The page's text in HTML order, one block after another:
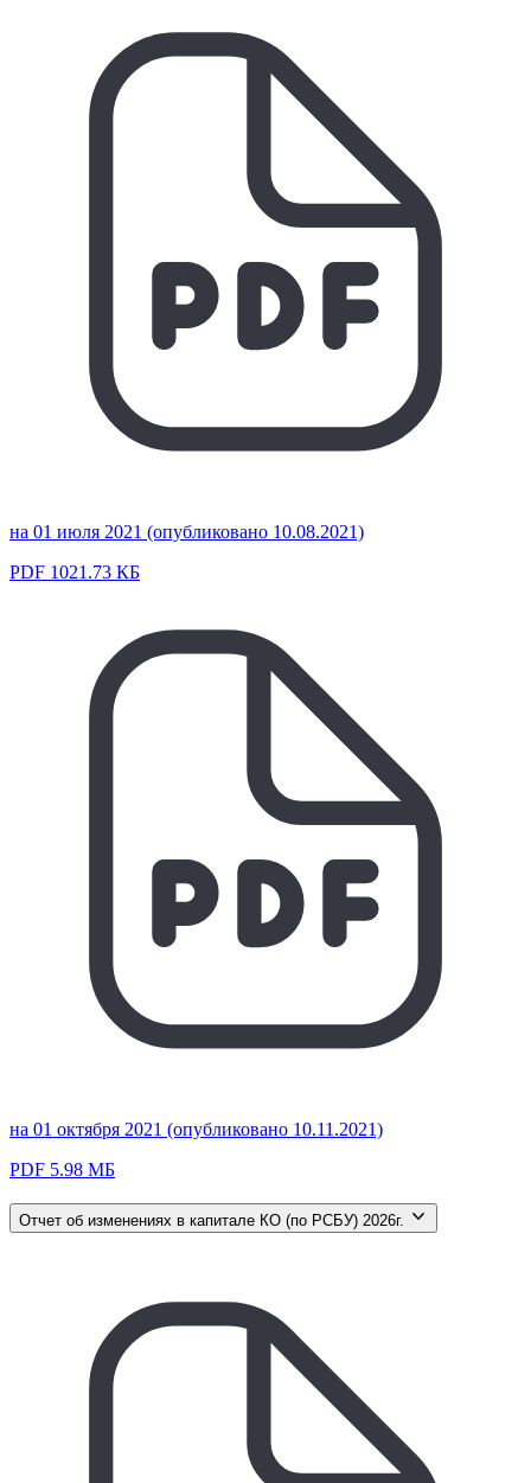
на 01 июля 2021 (опубликовано 10.08.2021)
PDF 1021.73 КБ
на 01 октября 2021 (опубликовано 10.11.2021)
PDF 5.98 МБ
Отчет об изменениях в капитале КО (по РСБУ) 2026г.